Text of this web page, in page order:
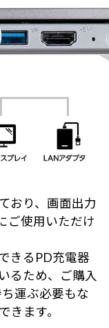
おり、画面出力
ご使用いただけ
きるPD充電器
るため、ご購入
運ぶ必要もな
きます。